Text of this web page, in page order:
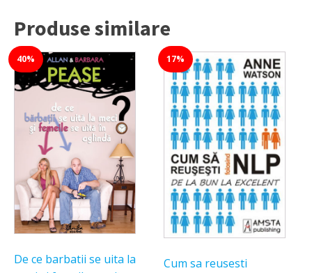
Produse similare
40%
De ce barbatii se uita la
17%
Cum sa reusesti